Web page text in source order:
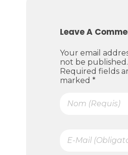
Leave A
Your email
not be published.
Required fields
marked *